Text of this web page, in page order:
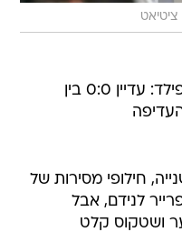
ציטיאט
סיום המחצית הראשונה בבלומפילד: עדיין 0:0 בין
חילופי מסירות של
לנידם, אבל
ושטקוס קלט